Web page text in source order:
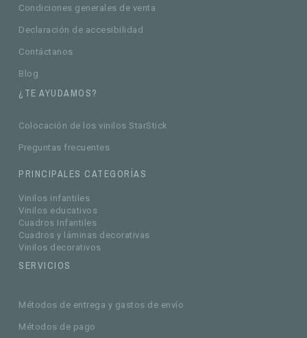
Condiciones generales de venta
Declaración de accesibilidad
Contáctanos
Blog
¿TE AYUDAMOS?
Colocación de los vinilos StarStick
Preguntas frecuentes
PRINCIPALES CATEGORÍAS
Vinilos infantiles
Vinilos educativos
Cuadros Infantiles
Cuadros y láminas decorativas
Vinilos decorativos
SERVICIOS
Métodos de entrega y gastos de envío
Métodos de pago